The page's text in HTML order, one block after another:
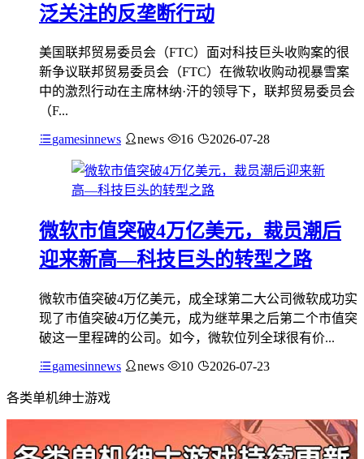
泛关注的反垄断行动
美国联邦贸易委员会（FTC）面对科技巨头收购案的很
新争议联邦贸易委员会（FTC）在微软收购动视暴雪案
中的激烈行动在主席林纳·汗的领导下，联邦贸易委员会
（F...
gamesinnews news 16 2026-07-28
微软市值突破4万亿美元，裁员潮后
迎来新高—科技巨头的转型之路
微软市值突破4万亿美元，成全球第二大公司微软成功实
现了市值突破4万亿美元，成为继苹果之后第二个市值突
破这一里程碑的公司。如今，微软位列全球很有价...
gamesinnews news 10 2026-07-23
各类单机绅士游戏